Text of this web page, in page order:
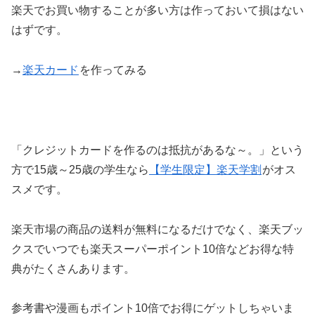
楽天でお買い物することが多い方は作っておいて損はない
はずです。
→楽天カード を作ってみる
「クレジットカードを作るのは抵抗があるな～。」という
方で15歳～25歳の学生なら
【学生限定】楽天学割 がオス
スメです。
楽天市場の商品の送料が無料になるだけでなく、楽天ブッ
クスでいつでも楽天スーパーポイント10倍などお得な特
典がたくさんあります。
参考書や漫画もポイント10倍でお得にゲットしちゃいま